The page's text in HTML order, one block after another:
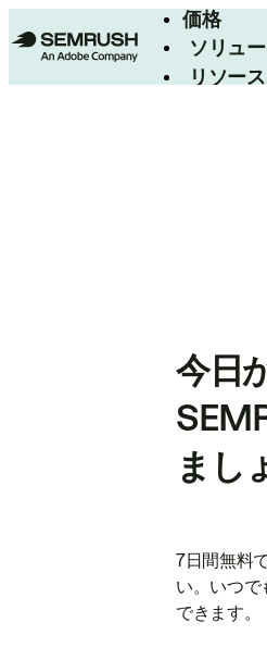
価格
ソリュ
リソース
今日
まし
7日間無料
い。いつで
できます。